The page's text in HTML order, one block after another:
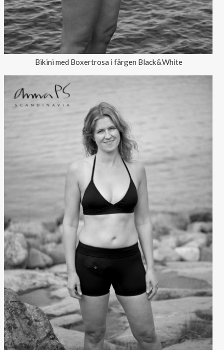
Bikini med Boxertrosa i färgen Black&White